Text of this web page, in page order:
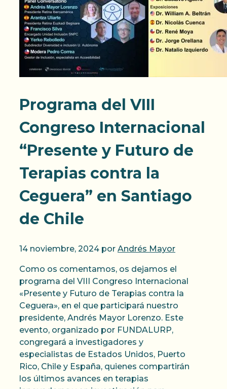
Programa del VIII
Congreso Internacional
“Presente y Futuro de
Terapias contra la
Ceguera” en Santiago
de Chile
14 noviembre, 2024 por Andrés Mayor
Como os comentamos, os dejamos el
programa del VIII Congreso Internacional
«Presente y Futuro de Terapias contra la
Ceguera», en el que participará nuestro
presidente, Andrés Mayor Lorenzo. Este
evento, organizado por FUNDALURP,
congregará a investigadores y
especialistas de Estados Unidos, Puerto
Rico, Chile y España, quienes compartirán
los últimos avances en terapias